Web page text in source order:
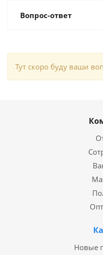
Вопрос-ответ
Тут скоро буду ваши
Новые